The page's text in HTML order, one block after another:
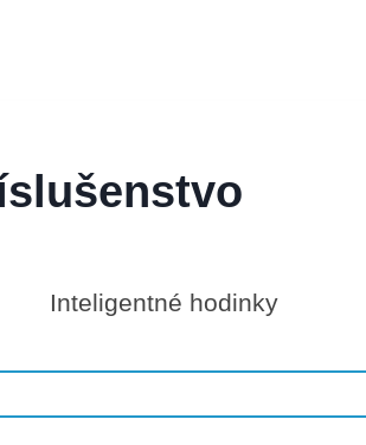
Inteligentné hodinky